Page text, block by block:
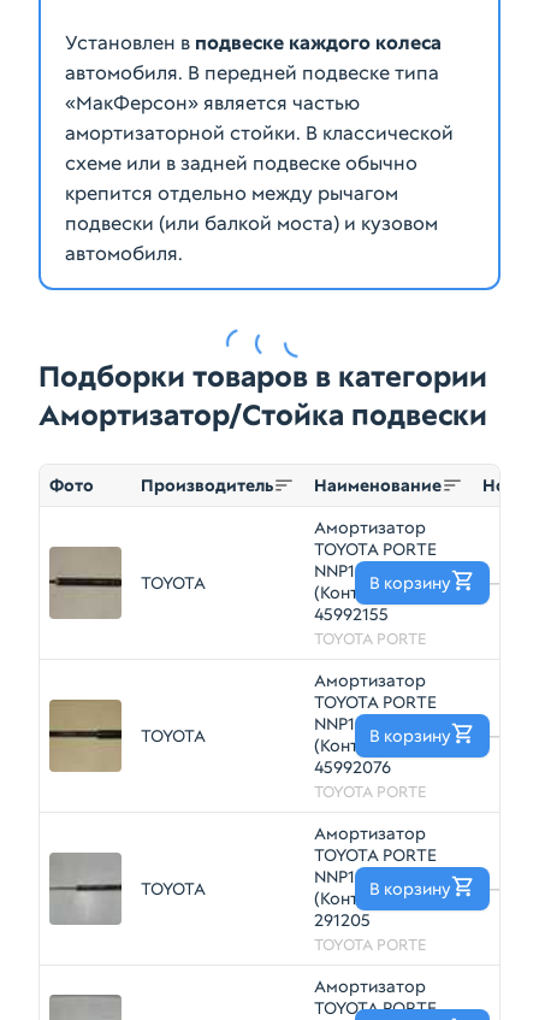
Установлен в подвеске каждого колеса
автомобиля. В передней подвеске типа
«МакФерсон» является частью
амортизаторной стойки. В классической
схеме или в задней подвеске обычно
крепится отдельно между рычагом
подвески (или балкой моста) и кузовом
Подборки товаров в категории
Амортизатор/Стойка подвески
Фото Производитель Наименование Номер
TOYOTA
Амортизатор
TOYOTA PORTE
NNP10 Зад
(Контрактный)
45992155
TOYOTA PORTE
—
В корзину
TOYOTA
Амортизатор
TOYOTA PORTE
NNP10 Зад
(Контрактный)
45992076
TOYOTA PORTE
—
В корзину
TOYOTA
Амортизатор
TOYOTA PORTE
NNP10 Зад
(Контрактный)
291205
TOYOTA PORTE
—
В корзину
Амортизатор
TOYOTA PORTE